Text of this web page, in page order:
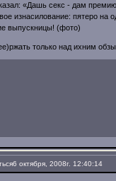
«Дашь секс - дам
изнасилование: пятеро на
выпускницы! (фото)
только над ихним
6 октября, 2008г. 12:40:14